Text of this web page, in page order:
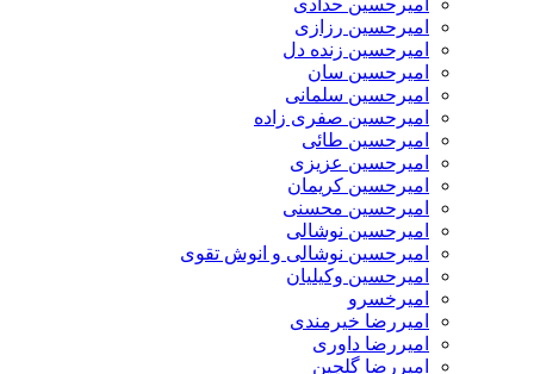
امیرحسین حدادی
امیرحسین رزازی
امیرحسین زنده دل
امیرحسین سان
امیرحسین سلمانی
امیرحسین صفری زاده
امیرحسین طائی
امیرحسین عزیزی
امیرحسین کریمان
امیرحسین محسنی
امیرحسین نوشالی
امیرحسین نوشالی و انوش تقوی
امیرحسین وکیلیان
امیرخسرو
امیررضا خیرمندی
امیررضا داوری
امیررضا گلچین